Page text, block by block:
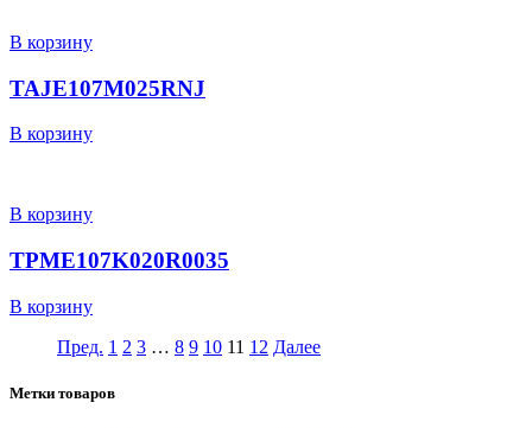
В корзину
TAJE107M025RNJ
В корзину
В корзину
TPME107K020R0035
В корзину
Пред. 1 2 3 … 8 9 10 11 12 Далее
Метки товаров